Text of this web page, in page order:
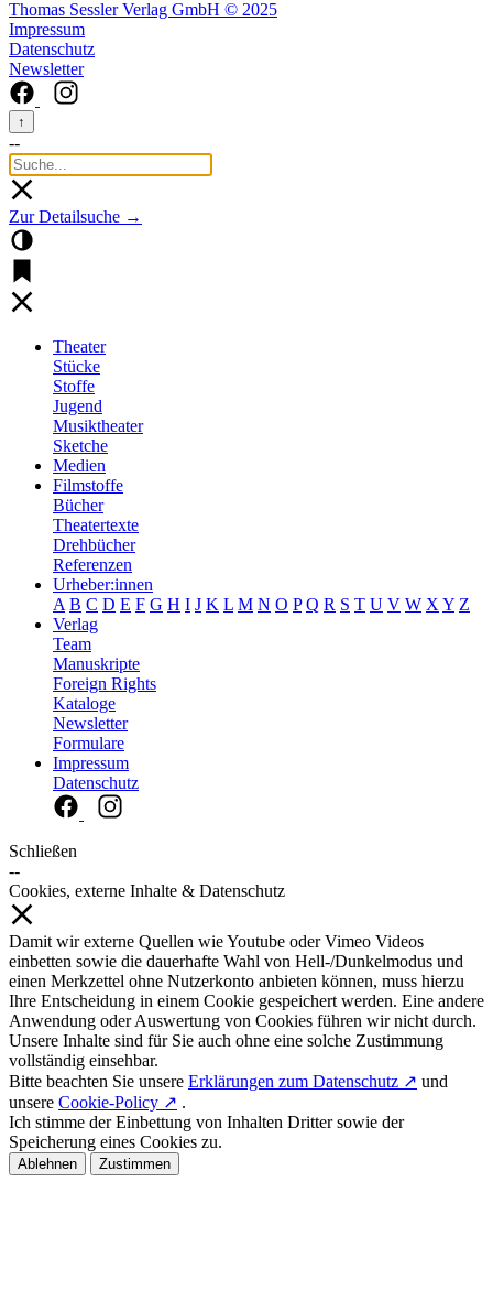
Thomas Sessler Verlag GmbH © 2025
Impressum
Datenschutz
Newsletter
↑
--
Zur Detailsuche →
Theater
Stücke
Stoffe
Jugend
Musiktheater
Sketche
Medien
Filmstoffe
Bücher
Theatertexte
Drehbücher
Referenzen
Urheber:innen
A B C D E F G H I J K L M N O P Q R S T U V W X Y Z
Verlag
Team
Manuskripte
Foreign Rights
Kataloge
Newsletter
Formulare
Impressum
Datenschutz
Schließen
--
Cookies, externe Inhalte & Datenschutz
Damit wir externe Quellen wie Youtube oder Vimeo Videos
einbetten sowie die dauerhafte Wahl von Hell-/Dunkelmodus und
einen Merkzettel ohne Nutzerkonto anbieten können, muss hierzu
Ihre Entscheidung in einem Cookie gespeichert werden. Eine andere
Anwendung oder Auswertung von Cookies führen wir nicht durch.
Unsere Inhalte sind für Sie auch ohne eine solche Zustimmung
vollständig einsehbar.
Bitte beachten Sie unsere Erklärungen zum Datenschutz ↗ und
unsere Cookie-Policy ↗ .
Ich stimme der Einbettung von Inhalten Dritter sowie der
Speicherung eines Cookies zu.
Ablehnen Zustimmen